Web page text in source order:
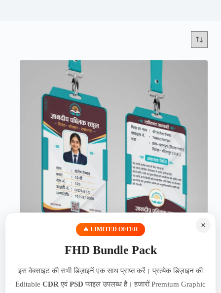
×
🔥 LIMITED OFFER
FHD Bundle Pack
इस वेबसाइट की सभी डिज़ाइनें एक साथ प्राप्त करें। प्रत्येक डिज़ाइन की
Editable CDR एवंPSD फाइल उपलब्ध है। हजारों Premium Graphic
Modern Education ID Card Template for Schools | Print
Ready CMYK Design | 060626
₹49